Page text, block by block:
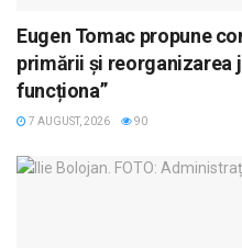
Eugen Tomac propune
primării și reorganizarea
funcționa”
7 AUGUST, 2026 90